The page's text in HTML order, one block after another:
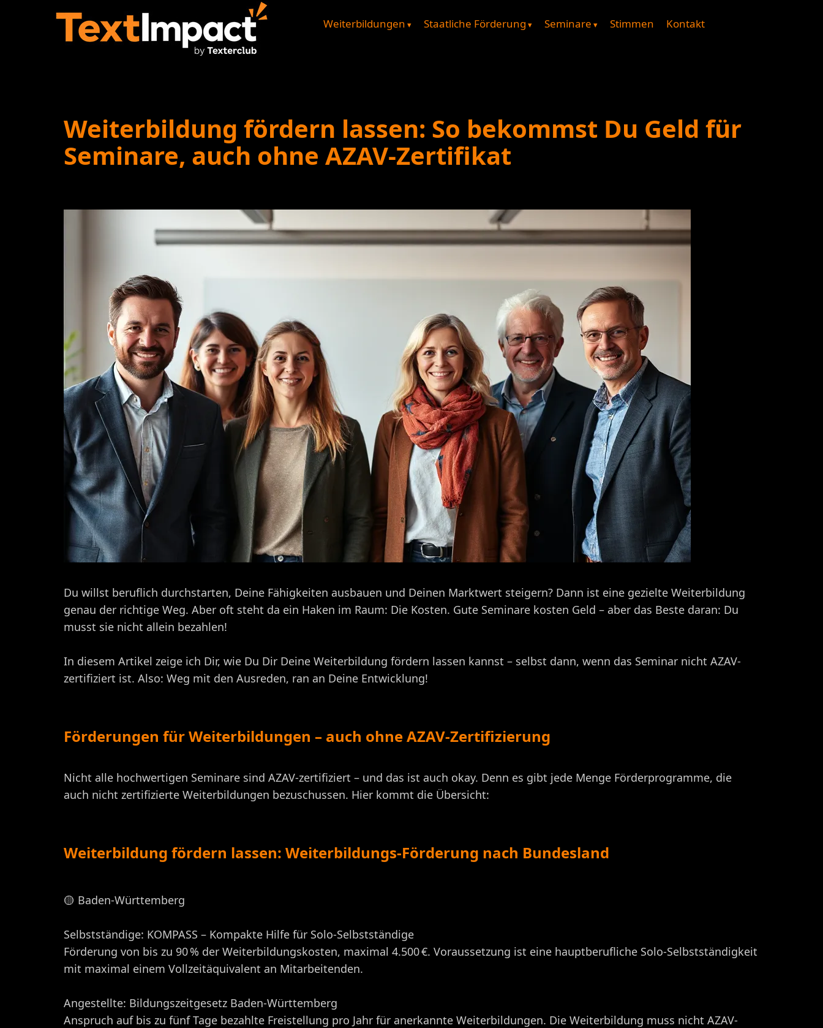
Weiterbildungen Staatliche Förderung Seminare Stimmen Kontakt
Weiterbildung fördern lassen: So bekommst Du Geld für
Seminare, auch ohne AZAV-Zertifikat
Du willst beruflich durchstarten, Deine Fähigkeiten ausbauen und Deinen Marktwert steigern? Dann ist eine gezielte Weiterbildung
genau der richtige Weg. Aber oft steht da ein Haken im Raum: Die Kosten. Gute Seminare kosten Geld – aber das Beste daran: Du
musst sie nicht allein bezahlen!
In diesem Artikel zeige ich Dir, wie Du Dir Deine Weiterbildung fördern lassen kannst – selbst dann, wenn das Seminar nicht AZAV-
zertifiziert ist. Also: Weg mit den Ausreden, ran an Deine Entwicklung!
Förderungen für Weiterbildungen – auch ohne AZAV-Zertifizierung
Nicht alle hochwertigen Seminare sind AZAV-zertifiziert – und das ist auch okay. Denn es gibt jede Menge Förderprogramme, die
auch nicht zertifizierte Weiterbildungen bezuschussen. Hier kommt die Übersicht:
Weiterbildung fördern lassen: Weiterbildungs-Förderung nach Bundesland
🟡 Baden-Württemberg
Selbstständige: KOMPASS – Kompakte Hilfe für Solo-Selbstständige
Förderung von bis zu 90 % der Weiterbildungskosten, maximal 4.500 €. Voraussetzung ist eine hauptberufliche Solo-Selbstständigkeit
mit maximal einem Vollzeitäquivalent an Mitarbeitenden. ​
Angestellte: Bildungszeitgesetz Baden-Württemberg
Anspruch auf bis zu fünf Tage bezahlte Freistellung pro Jahr für anerkannte Weiterbildungen. Die Weiterbildung muss nicht AZAV-